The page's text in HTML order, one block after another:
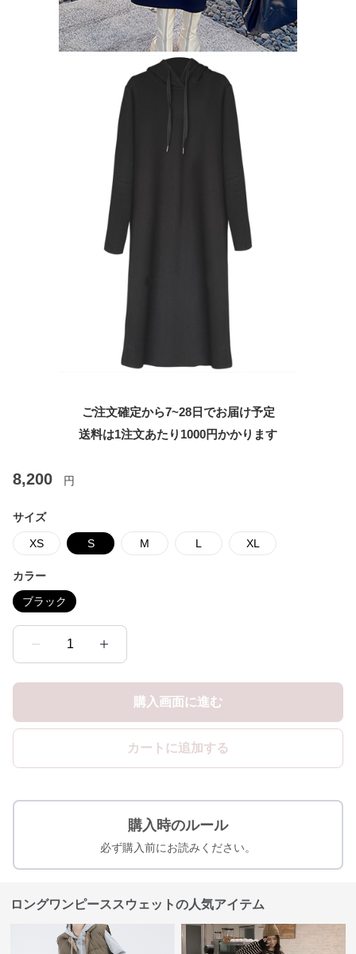
ご注文確定から7~28日でお届け予定
送料は1注文あたり 1000円かかります
8,200 円
サイズ
XS S M L XL
カラー
ブラック
1
購入画面に進む
カートに追加する
購入時のルール
必ず購入前にお読みください。
ロングワンピーススウェットの人気アイテム